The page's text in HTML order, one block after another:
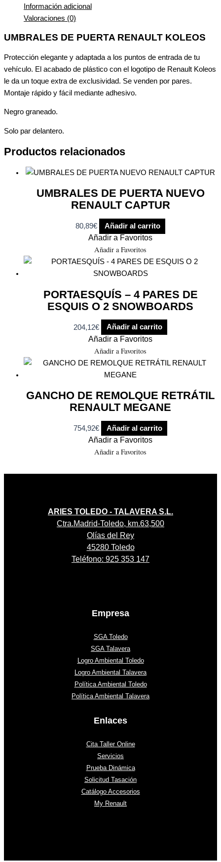
Información adicional
Valoraciones (0)
UMBRALES DE PUERTA RENAULT KOLEOS
Protección elegante y adaptada a los puntos de entrada de tu
vehículo. El acabado de plástico con el logotipo de Renault Koleos
le da un toque extra de exclusividad. Se venden por pares.
Montaje rápido y fácil mediante adhesivo.
Negro graneado.
Solo par delantero.
Productos relacionados
UMBRALES DE PUERTA NUEVO
RENAULT CAPTUR
80,89€ Añadir al carrito
Añadir a Favoritos
Añadir a Favoritos
PORTAESQUÍS – 4 PARES DE
ESQUIS O 2 SNOWBOARDS
204,12€ Añadir al carrito
Añadir a Favoritos
Añadir a Favoritos
GANCHO DE REMOLQUE RETRÁTIL
RENAULT MEGANE
754,92€ Añadir al carrito
Añadir a Favoritos
Añadir a Favoritos
ARIES TOLEDO - TALAVERA S.L.
Ctra.Madrid-Toledo, km.63,500
Olías del Rey
45280 Toledo
Teléfono: 925 353 147
Empresa
SGA Toledo
SGA Talavera
Logro Ambiental Toledo
Logro Ambiental Talavera
Política Ambiental Toledo
Política Ambiental Talavera
Enlaces
Cita Taller Online
Servicios
Prueba Dinámica
Solicitud Tasación
Catálogo Accesorios
My Renault